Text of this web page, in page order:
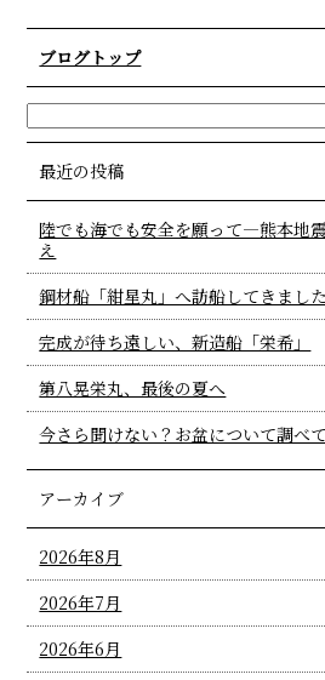
ブログトップ
最近の投稿
陸でも海でも安全を願って―熊本地
え
鋼材船「紺星丸」へ訪船してきました
完成が待ち遠しい、新造船「栄希」
第八晃栄丸、最後の夏へ
今さら聞けない？お盆について調べ
アーカイブ
2026年8月
2026年7月
2026年6月